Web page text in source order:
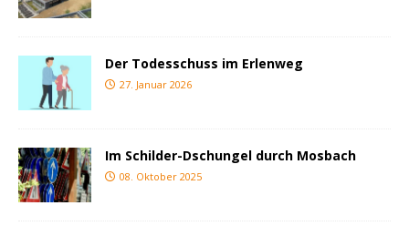
Der Todesschuss im Erlenweg
27. Januar 2026
Im Schilder-Dschungel durch Mosbach
08. Oktober 2025